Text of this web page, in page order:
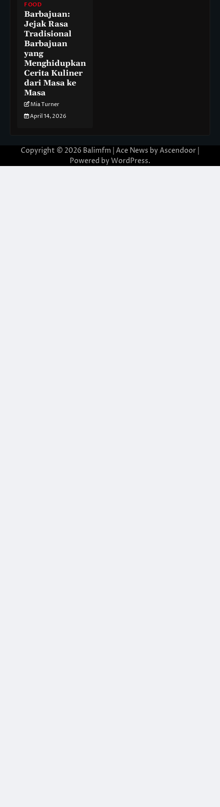
FOOD
Barbajuan:
Jejak Rasa
Tradisional
Barbajuan
yang
Menghidupkan
Cerita Kuliner
dari Masa ke
Masa
Mia Turner
April 14, 2026
Copyright © 2026 Balimfm | Ace News by Ascendoor
Powered by WordPress.